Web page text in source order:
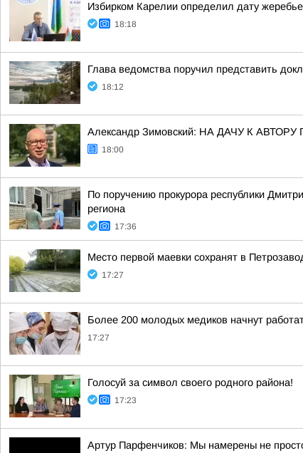
Избирком Карелии определил дату
18:18
Глава ведомства поручил представить
18:12
Александр Зимовский: НА ДАЧУ К
18:00
По поручению прокурора республики
региона
17:36
Место первой маевки сохранят в
17:27
Более 200 молодых медиков начнут
17:27
Голосуй за символ своего родного района!
17:23
Артур Парфенчиков: Мы намерены не